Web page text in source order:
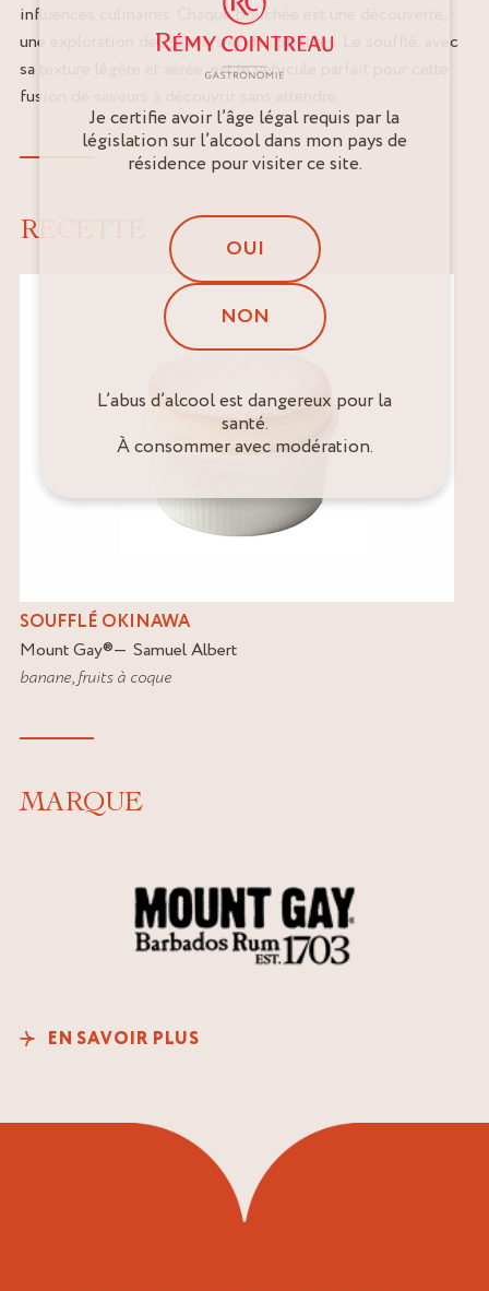
RECETTE
SOUFFLÉ OKINAWA
Mount Gay®
Samuel Albert
banane,fruits à coque
MARQUE
EN SAVOIR PLUS
influences culinaires. Chaque bouchée est une découverte,
une exploration des saveurs et des textures. Le soufflé, avec
sa texture légère et aérée, est le véhicule parfait pour cette
fusion de saveurs à découvrir sans attendre.
Je certifie avoir l’âge légal requis par la
législation sur l’alcool dans mon pays de
résidence pour visiter ce site.
OUI
NON
L’abus d’alcool est dangereux pour la
santé.
À consommer avec modération.